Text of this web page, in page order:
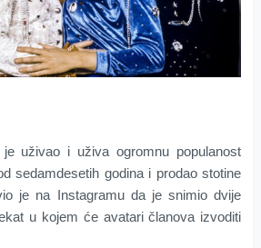
uživao i uživa ogromnu populanost
sedamdesetih godina i prodao stotine
je na Instagramu da je snimio dvije
u kojem će avatari članova izvoditi